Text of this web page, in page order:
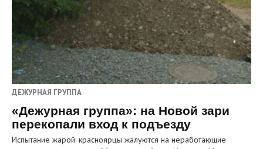
ДЕЖУРНАЯ ГРУППА
«Дежурная группа»: на Новой зари
перекопали вход к подъезду
Испытание жарой: красноярцы жалуются на неработающие